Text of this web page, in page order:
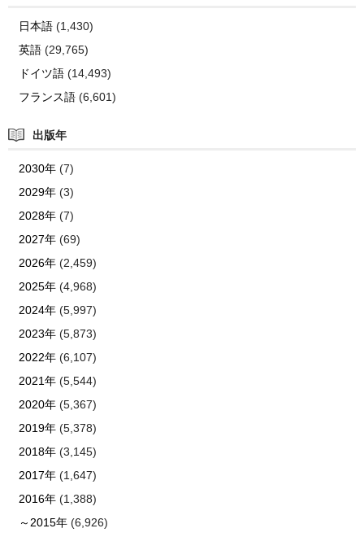
日本語(1,430)
英語(29,765)
ドイツ語(14,493)
フランス語(6,601)
出版年
2030年(7)
2029年(3)
2028年(7)
2027年(69)
2026年(2,459)
2025年(4,968)
2024年(5,997)
2023年(5,873)
2022年(6,107)
2021年(5,544)
2020年(5,367)
2019年(5,378)
2018年(3,145)
2017年(1,647)
2016年(1,388)
～2015年(6,926)